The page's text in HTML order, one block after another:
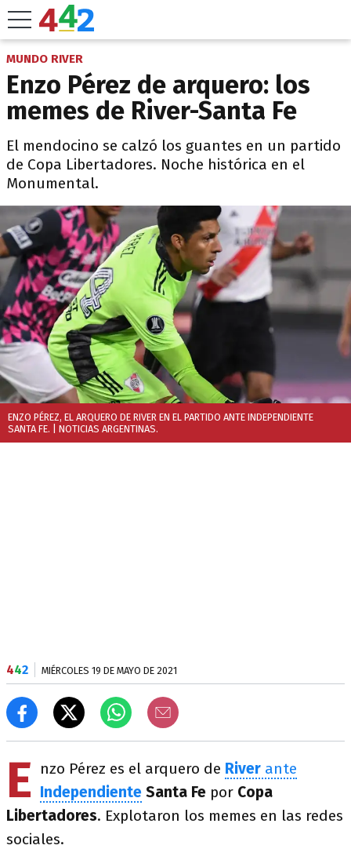
MUNDO RIVER
Enzo Pérez de arquero: los
memes de River-Santa Fe
El mendocino se calzó los guantes en un partido
de Copa Libertadores. Noche histórica en el
Monumental.
ENZO PÉREZ, EL ARQUERO DE RIVER EN EL PARTIDO ANTE INDEPENDIENTE
SANTA FE. | NOTICIAS ARGENTINAS.
442 MIÉRCOLES 19 DE MAYO DE 2021
E nzo Pérez es el arquero de River ante
Independiente Santa Fe por Copa
Libertadores. Explotaron los memes en las redes
sociales.